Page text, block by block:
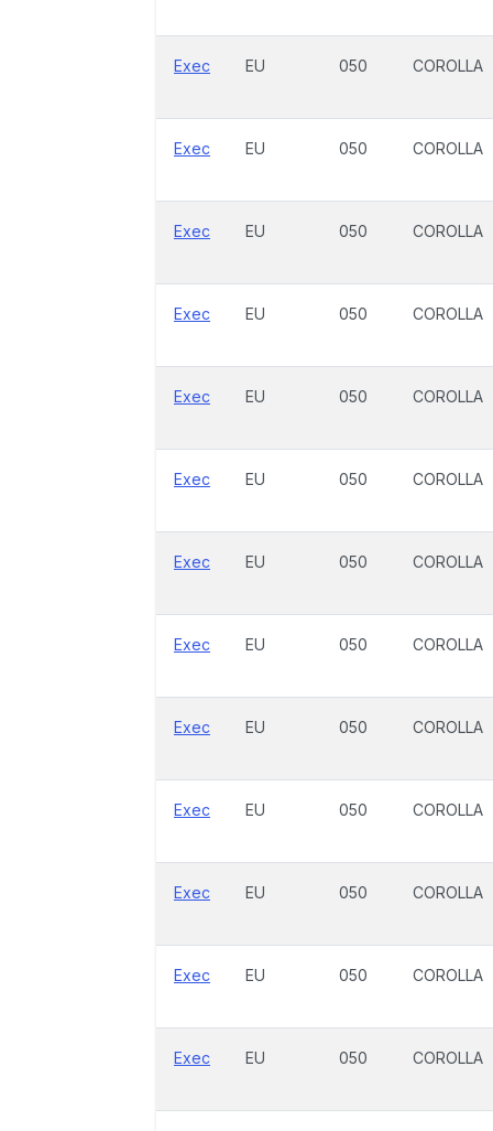
Exec EU 050 COROLLA
Exec EU 050 COROLLA
Exec EU 050 COROLLA
Exec EU 050 COROLLA
Exec EU 050 COROLLA
Exec EU 050 COROLLA
Exec EU 050 COROLLA
Exec EU 050 COROLLA
Exec EU 050 COROLLA
Exec EU 050 COROLLA
Exec EU 050 COROLLA
Exec EU 050 COROLLA
Exec EU 050 COROLLA